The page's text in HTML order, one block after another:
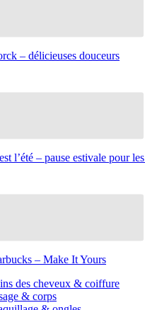
– délicieuses douceurs
l’été – pause estivale pour
– Make It Yours
des cheveux & coiffure
& corps